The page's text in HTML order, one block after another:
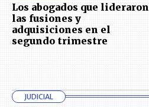
Los abogados que lideraron
las fusiones y
adquisiciones en el
segundo trimestre
JUDICIAL